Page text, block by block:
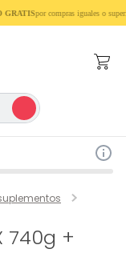
por compras iguales o
740g +